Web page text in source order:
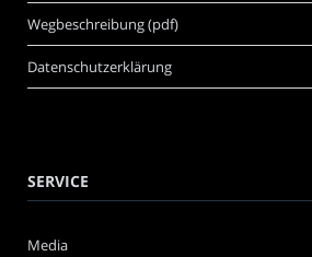
Wegbeschreibung (pdf)
Datenschutzerklärung
SERVICE
Media